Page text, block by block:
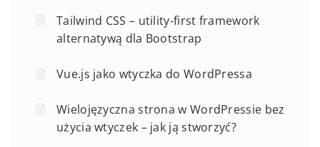
Tailwind CSS – utility-first framework
alternatywą dla Bootstrap
Vue.js jako wtyczka do WordPressa
Wielojęzyczna strona w WordPressie bez
użycia wtyczek – jak ją stworzyć?